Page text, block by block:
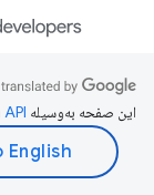
این صفحه به‌وسیله